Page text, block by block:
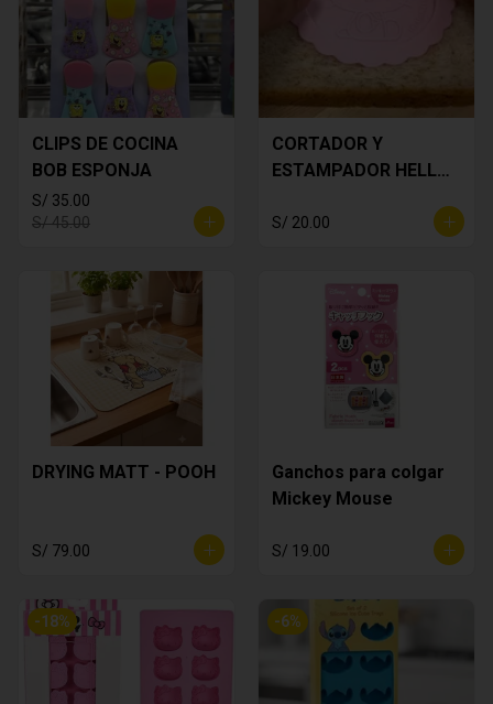
CLIPS DE COCINA
BOB ESPONJA
S/ 35.00
S/ 45.00
CORTADOR Y
ESTAMPADOR HELLO
S/ 20.00
DRYING MATT - POOH
S/ 79.00
Ganchos para colgar
Mickey Mouse
S/ 19.00
-18% -6%